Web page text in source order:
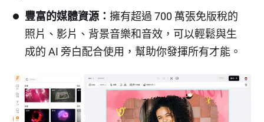
豐富的媒體資源：擁有超過 700 萬張免版稅的
照片、影片、背景音樂和音效，可以輕鬆與生
成的 AI 旁白配合使用，幫助你發揮所有才能。